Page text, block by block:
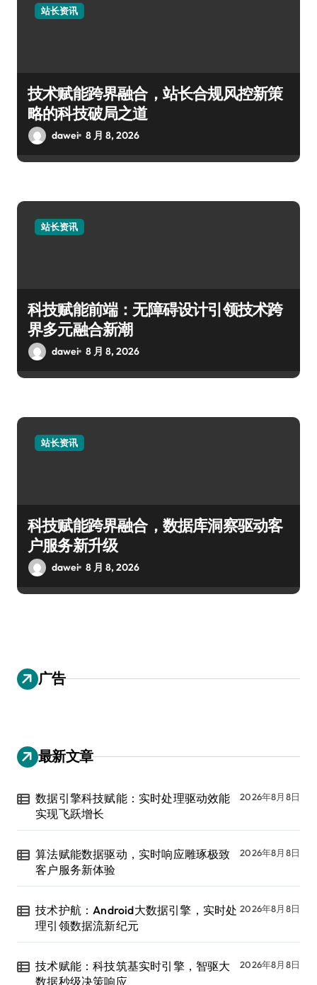
站长资讯
技术赋能跨界融合，站长合规风控新策
略的科技破局之道
dawei 8 月 8, 2026
站长资讯
科技赋能前端：无障碍设计引领技术跨
界多元融合新潮
dawei 8 月 8, 2026
站长资讯
科技赋能跨界融合，数据库洞察驱动客
户服务新升级
dawei 8 月 8, 2026
广告
最新文章
数据引擎科技赋能：实时处理驱动效能
实现飞跃增长
2026年8月8日
算法赋能数据驱动，实时响应雕琢极致
客户服务新体验
2026年8月8日
技术护航：Android大数据引擎，实时处
理引领数据流新纪元
2026年8月8日
技术赋能：科技筑基实时引擎，智驱大
数据秒级决策响应
2026年8月8日